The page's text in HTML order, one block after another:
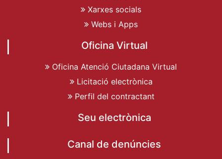
Xarxes socials
Webs i Apps
Oficina Virtual
Oficina Atenció Ciutadana Virtual
Licitació electrònica
Perfil del contractant
Seu electrònica
Canal de denúncies